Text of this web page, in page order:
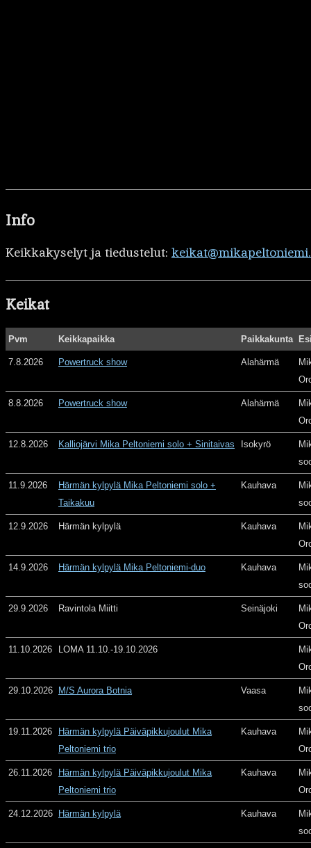
Info
Keikkakyselyt ja tiedustelut:
Keikat
Pvm Keikkapaikka Paikkakunta
7.8.2026 Powertruck show Alahärmä
8.8.2026 Powertruck show Alahärmä
12.8.2026 Kalliojärvi Mika Peltoniemi solo + Sinitaivas Isokyrö
11.9.2026
Härmän kylpylä Mika Peltoniemi solo +
Taikakuu
Kauhava
12.9.2026 Härmän kylpylä Kauhava
14.9.2026 Härmän kylpylä Mika Peltoniemi-duo Kauhava
29.9.2026 Ravintola Miitti Seinäjoki
11.10.2026 LOMA 11.10.-19.10.2026
29.10.2026 M/S Aurora Botnia Vaasa
19.11.2026
Härmän kylpylä Päiväpikkujoulut Mika
Peltoniemi trio
Kauhava
26.11.2026
Härmän kylpylä Päiväpikkujoulut Mika
Peltoniemi trio
Kauhava
24.12.2026 Härmän kylpylä Kauhava